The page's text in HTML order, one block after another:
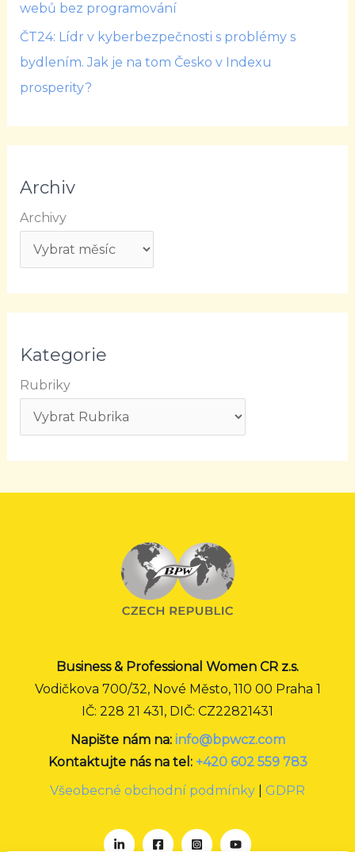
webů bez programování
ČT24: Lídr v kyberbezpečnosti s problémy s
bydlením. Jak je na tom Česko v Indexu
prosperity?
Archiv
Archivy
Kategorie
Rubriky
Business & Professional Women CR z.s.
Vodičkova 700/32, Nové Město, 110 00 Praha 1
IČ: 228 21 431, DIČ: CZ22821431
Napište nám na: info@bpwcz.com
Kontaktujte nás na tel: +420 602 559 783
Všeobecné obchodní podmínky
GDPR